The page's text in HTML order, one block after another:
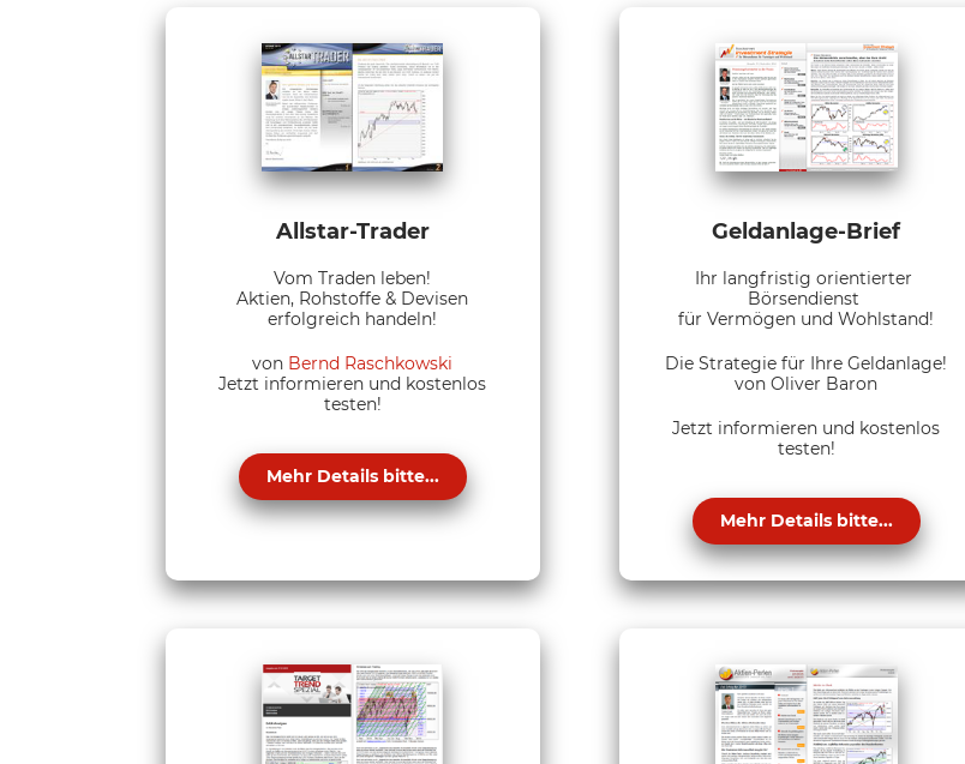
Allstar-Trader
Vom Traden leben!
Aktien, Rohstoffe & Devisen
erfolgreich handeln!
von Bernd Raschkowski
Jetzt informieren und kostenlos
testen!
Mehr Details bitte...
Geldanlage-Brief
Ihr langfristig orientierter
Börsendienst
für Vermögen und Wohlstand!
Die Strategie für Ihre Geldanlage!
von Oliver Baron
Jetzt informieren und kostenlos
testen!
Mehr Details bitte...